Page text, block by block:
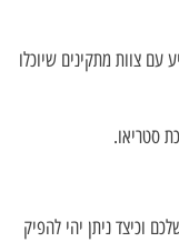
עם צוות מתקינים שיוכלו
סטריאו.
וכיצד ניתן יהי להפיק